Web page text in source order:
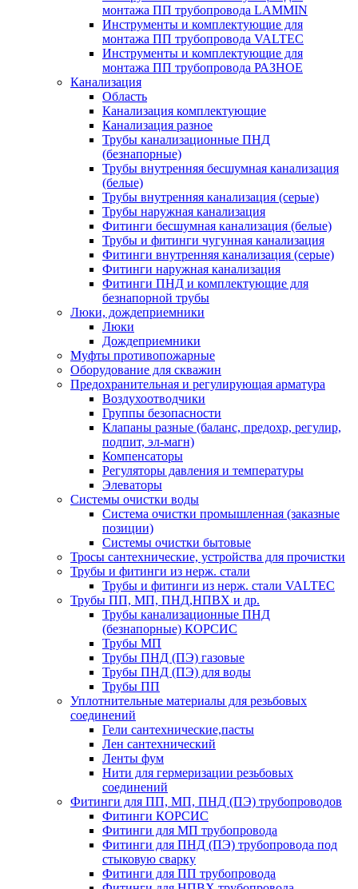
монтажа ПП трубопровода LAMMIN
Инструменты и комплектующие для
монтажа ПП трубопровода VALTEC
Инструменты и комплектующие для
монтажа ПП трубопровода РАЗНОЕ
Канализация
Область
Канализация комплектующие
Канализация разное
Трубы канализационные ПНД
(безнапорные)
Трубы внутренняя бесшумная канализация
(белые)
Трубы внутренняя канализация (серые)
Трубы наружная канализация
Фитинги бесшумная канализация (белые)
Трубы и фитинги чугунная канализация
Фитинги внутренняя канализация (серые)
Фитинги наружная канализация
Фитинги ПНД и комплектующие для
безнапорной трубы
Люки, дождеприемники
Люки
Дождеприемники
Муфты противопожарные
Оборудование для скважин
Предохранительная и регулирующая арматура
Воздухоотводчики
Группы безопасности
Клапаны разные (баланс, предохр, регулир,
подпит, эл-магн)
Компенсаторы
Регуляторы давления и температуры
Элеваторы
Системы очистки воды
Система очистки промышленная (заказные
позиции)
Системы очистки бытовые
Тросы сантехнические, устройства для прочистки
Трубы и фитинги из нерж. стали
Трубы и фитинги из нерж. стали VALTEC
Трубы ПП, МП, ПНД,НПВХ и др.
Трубы канализационные ПНД
(безнапорные) КОРСИС
Трубы МП
Трубы ПНД (ПЭ) газовые
Трубы ПНД (ПЭ) для воды
Трубы ПП
Уплотнительные материалы для резьбовых
соединений
Гели сантехнические,пасты
Лен сантехнический
Ленты фум
Нити для гермеризации резьбовых
соединений
Фитинги для ПП, МП, ПНД (ПЭ) трубопроводов
Фитинги КОРСИС
Фитинги для МП трубопровода
Фитинги для ПНД (ПЭ) трубопровода под
стыковую сварку
Фитинги для ПП трубопровода